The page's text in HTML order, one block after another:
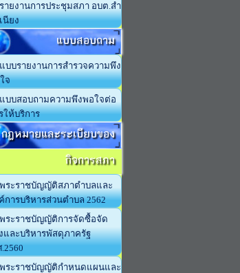
รายงานการประชุมสภา อบต.สำ
นียง
แบบสอบถาม
แบบรายงานการสำรวจความพึง
จ
แบบสอบถามความพึงพอใจต่อ
ให้บริการ
กฏหมายและระเบียบของ
กิจการสภา
พระราชบัญญัติสภาตำบลและ
การบริหารส่วนตำบล 2562
พระราชบัญญัติการจัดซื้อจัด
และบริหารพัสดุภาครัฐ
พระราชบัญญัติกำหนดแผนและ